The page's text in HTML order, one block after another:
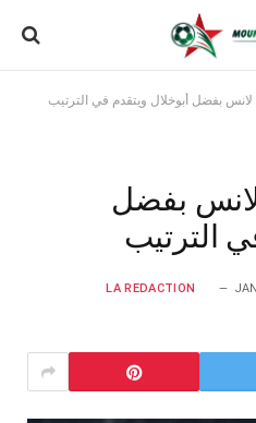
بفضل أبوخلال ويتقدم في الترتيب
بفضل
الترتيب
LA REDACTION